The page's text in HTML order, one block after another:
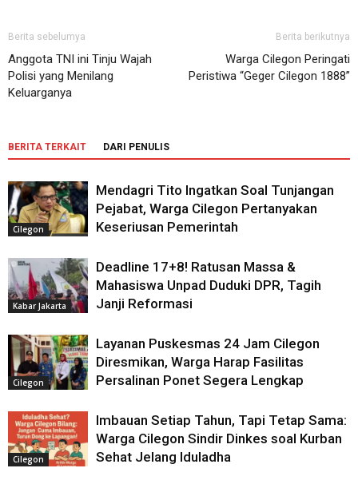
Berita sebelumya
Anggota TNI ini Tinju Wajah
Polisi yang Menilang
Keluarganya
Berita berikutnya
Warga Cilegon Peringati
Peristiwa “Geger Cilegon 1888”
BERITA TERKAIT DARI PENULIS
Cilegon
Mendagri Tito Ingatkan Soal Tunjangan
Pejabat, Warga Cilegon Pertanyakan
Keseriusan Pemerintah
Kabar Jakarta
Deadline 17+8! Ratusan Massa &
Mahasiswa Unpad Duduki DPR, Tagih
Janji Reformasi
Cilegon
Layanan Puskesmas 24 Jam Cilegon
Diresmikan, Warga Harap Fasilitas
Persalinan Ponet Segera Lengkap
Cilegon
Imbauan Setiap Tahun, Tapi Tetap Sama:
Warga Cilegon Sindir Dinkes soal Kurban
Sehat Jelang Iduladha